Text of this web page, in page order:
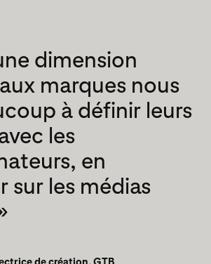
dimension
marques nous
à définir leurs
les
en
sur les médias